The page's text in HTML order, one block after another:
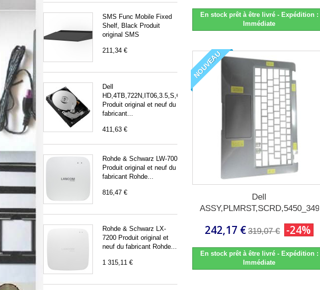
SMS Func Mobile Fixed
Shelf, Black Produit
original SMS
211,34 €
Dell
HD,4TB,722N,IT06,3.5,S,CM,EC
Produit original et neuf du
fabricant...
411,63 €
Rohde & Schwarz LW-700
Produit original et neuf du
fabricant Rohde...
816,47 €
Rohde & Schwarz LX-
7200 Produit original et
neuf du fabricant Rohde...
1 315,11 €
En stock prêt à être livré - Expédition :
Immédiate
NOUVEAU
Dell
ASSY,PLMRST,SCRD,5450_3490
242,17 € 319,07 € -24%
En stock prêt à être livré - Expédition :
Immédiate